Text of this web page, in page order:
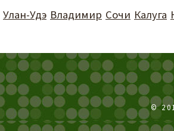
Улан-Удэ Владимир Сочи Калуга
©